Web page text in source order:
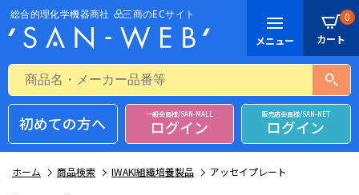
0
初めての方へ 一般会員様/SAN-MALL
ログイン
販売店会員様/SAN-NET
ログイン
ホーム 商品検索 IWAKI組織培養製品 アッセイプレート